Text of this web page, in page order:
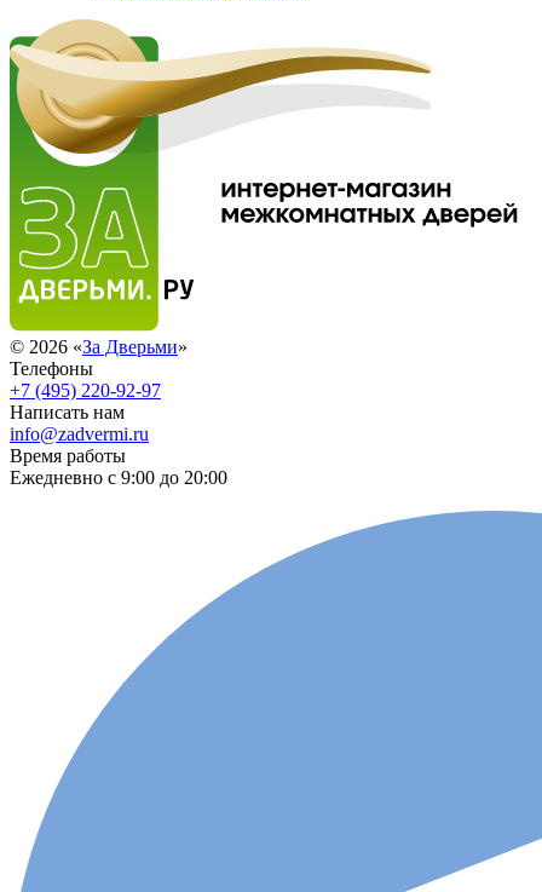
© 2026 «За Дверьми»
Телефоны
+7 (495) 220-92-97
Написать нам
info@zadvermi.ru
Время работы
Ежедневно с 9:00 до 20:00